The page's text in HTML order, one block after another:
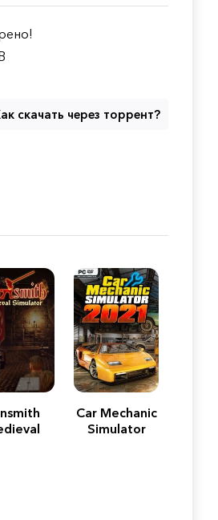
скачать через торрент?
Car Mechanic
Simulator